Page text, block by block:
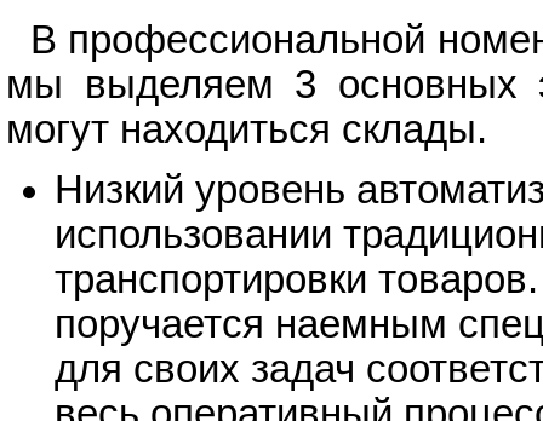
В профессиональной
мы выделяем 3 основных
могут находиться склады.
Низкий уровень
использовании
транспортировки
поручается наемным
для своих задач